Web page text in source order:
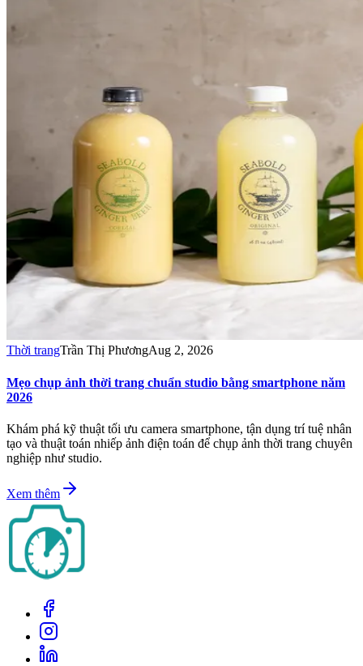
Thời trangTrần Thị PhươngAug 2, 2026
Mẹo chụp ảnh thời trang chuẩn studio bằng smartphone năm
2026
Khám phá kỹ thuật tối ưu camera smartphone, tận dụng trí tuệ nhân
tạo và thuật toán nhiếp ảnh điện toán để chụp ảnh thời trang chuyên
nghiệp như studio.
Xem thêm